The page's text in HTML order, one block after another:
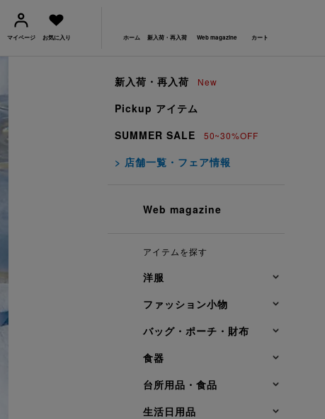
マイページ お気に入り ホーム 新入荷・再入荷 Web magazine カート
新入荷・再入荷 New
Pickup アイテム
SUMMER SALE
50~30%OFF
> 店舗一覧・フェア情報
Web magazine
アイテムを探す
洋服
ファッション小物
バッグ・ポーチ・財布
食器
台所用品・食品
生活日用品